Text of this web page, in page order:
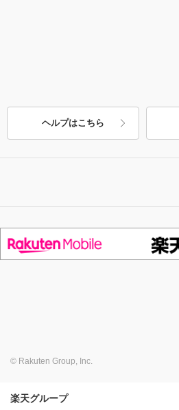
ヘルプはこちら
© Rakuten Group, Inc.
楽天グループ